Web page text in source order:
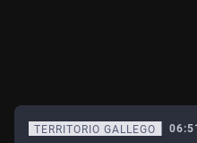
TERRITORIO GALLEGO